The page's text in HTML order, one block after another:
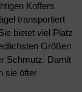
Koffers
transportiert
bietet viel Platz
Größen
Schmutz. Damit
sie öfter